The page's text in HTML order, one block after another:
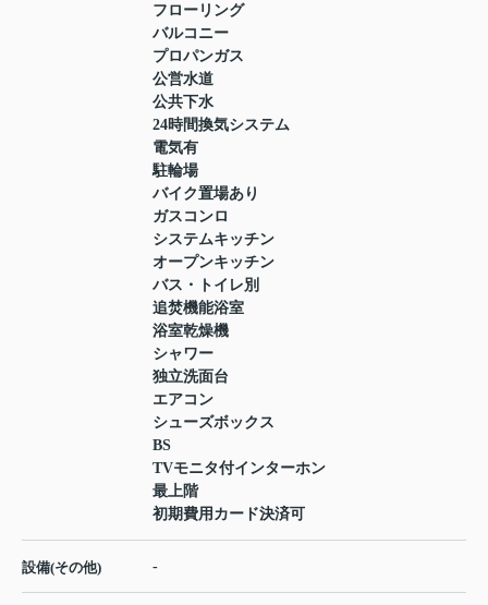
フローリング
バルコニー
プロパンガス
公営水道
公共下水
24時間換気システム
電気有
駐輪場
バイク置場あり
ガスコンロ
システムキッチン
オープンキッチン
バス・トイレ別
追焚機能浴室
浴室乾燥機
シャワー
独立洗面台
エアコン
シューズボックス
BS
TVモニタ付インターホン
最上階
初期費用カード決済可
設備(その他) -